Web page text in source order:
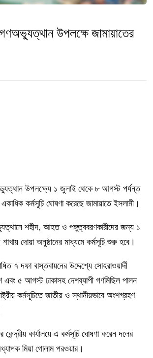
উপলক্ষে জামায়াতের
উপলক্ষ্যে ১ জুলাই থেকে ৮ আগস্ট পর্যন্ত
একাধিক কর্মসূচি ঘোষণা করেছে জামায়াতে ইসলামী।
শহীদ, আহত ও পঙ্গুত্ববরণকারীদের জন্য ১
দোয়া অনুষ্ঠানের মাধ্যমে কর্মসূচি শুরু হবে।
৭ দফা বাস্তবায়নের উদ্দেশ্যে সোহরাওয়ার্দী
এবং ৫ আগস্ট ঢাকাসহ দেশব্যাপী গণমিছিল পালন
কর্মসূচিতে জাতীয় ও স্থানীয়ভাবে অংশগ্রহণ
কার্যালয়ে এ কর্মসূচি ঘোষণা করেন দলের
মিয়া গোলাম পরওয়ার।